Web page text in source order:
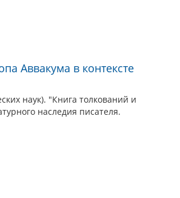
Аввакума в контексте
наук). "Книга толкований и
наследия писателя.